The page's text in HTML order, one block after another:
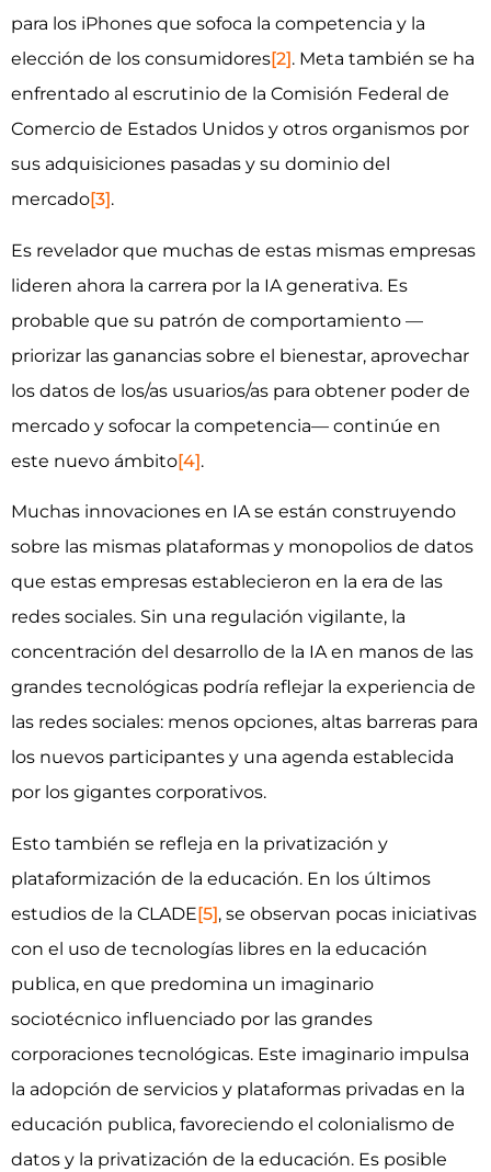
para los iPhones que sofoca la competencia y la
elección de los consumidores[2] . Meta también se ha
enfrentado al escrutinio de la Comisión Federal de
Comercio de Estados Unidos y otros organismos por
sus adquisiciones pasadas y su dominio del
mercado[3] .
Es revelador que muchas de estas mismas empresas
lideren ahora la carrera por la IA generativa. Es
probable que su patrón de comportamiento —
priorizar las ganancias sobre el bienestar, aprovechar
los datos de los/as usuarios/as para obtener poder de
mercado y sofocar la competencia— continúe en
este nuevo ámbito[4].
Muchas innovaciones en IA se están construyendo
sobre las mismas plataformas y monopolios de datos
que estas empresas establecieron en la era de las
redes sociales. Sin una regulación vigilante, la
concentración del desarrollo de la IA en manos de las
grandes tecnológicas podría reflejar la experiencia de
las redes sociales: menos opciones, altas barreras para
los nuevos participantes y una agenda establecida
por los gigantes corporativos.
Esto también se refleja en la privatización y
plataformización de la educación. En los últimos
estudios de la CLADE[5], se observan pocas iniciativas
con el uso de tecnologías libres en la educación
publica, en que predomina un imaginario
sociotécnico influenciado por las grandes
corporaciones tecnológicas. Este imaginario impulsa
la adopción de servicios y plataformas privadas en la
educación publica, favoreciendo el colonialismo de
datos y la privatización de la educación. Es posible